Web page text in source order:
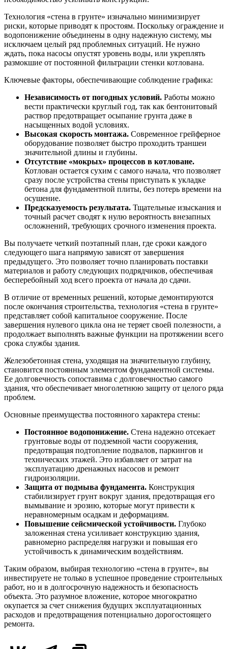
Технология «стена в грунте» изначально минимизирует
риски, которые приводят к простоям. Поскольку ограждение и
водопонижение объединены в одну надежную систему, мы
исключаем целый ряд проблемных ситуаций. Не нужно
ждать, пока насосы опустят уровень воды, или укреплять
размокшие от постоянной фильтрации стенки котлована.
Ключевые факторы, обеспечивающие соблюдение графика:
Независимость от погодных условий. Работы можно
вести практически круглый год, так как бентонитовый
раствор предотвращает осыпание грунта даже в
насыщенных водой условиях.
Высокая скорость монтажа. Современное грейферное
оборудование позволяет быстро проходить траншеи
значительной длины и глубины.
Отсутствие «мокрых» процессов в котловане.
Котлован остается сухим с самого начала, что позволяет
сразу после устройства стены приступать к укладке
бетона для фундаментной плиты, без потерь времени на
осушение.
Предсказуемость результата. Тщательные изыскания и
точный расчет сводят к нулю вероятность внезапных
осложнений, требующих срочного изменения проекта.
Вы получаете четкий поэтапный план, где сроки каждого
следующего шага напрямую зависят от завершения
предыдущего. Это позволяет точно планировать поставки
материалов и работу следующих подрядчиков, обеспечивая
бесперебойный ход всего проекта от начала до сдачи.
В отличие от временных решений, которые демонтируются
после окончания строительства, технология «стена в грунте»
представляет собой капитальное сооружение. После
завершения нулевого цикла она не теряет своей полезности, а
продолжает выполнять важные функции на протяжении всего
срока службы здания.
Железобетонная стена, уходящая на значительную глубину,
становится постоянным элементом фундаментной системы.
Ее долговечность сопоставима с долговечностью самого
здания, что обеспечивает многолетнюю защиту от целого ряда
проблем.
Основные преимущества постоянного характера стены:
Постоянное водопонижение. Стена надежно отсекает
грунтовые воды от подземной части сооружения,
предотвращая подтопление подвалов, паркингов и
технических этажей. Это избавляет от затрат на
эксплуатацию дренажных насосов и ремонт
гидроизоляции.
Защита от подмыва фундамента. Конструкция
стабилизирует грунт вокруг здания, предотвращая его
вымывание и эрозию, которые могут привести к
неравномерным осадкам и деформациям.
Повышение сейсмической устойчивости. Глубоко
заложенная стена усиливает конструкцию здания,
равномерно распределяя нагрузки и повышая его
устойчивость к динамическим воздействиям.
Таким образом, выбирая технологию «стена в грунте», вы
инвестируете не только в успешное проведение строительных
работ, но и в долгосрочную надежность и безопасность
объекта. Это разумное вложение, которое многократно
окупается за счет снижения будущих эксплуатационных
расходов и предотвращения потенциально дорогостоящего
ремонта.